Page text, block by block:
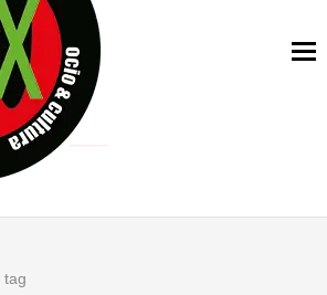
MILITARES JUDÍAS EN #EXVITA
REINVENTAN [BITÁCORA 3.0] EN EXVITA
PRESENTA EN EXVITA [RELATIVA
EN EXVITA INTERPRETANDO A SERRAT
tag